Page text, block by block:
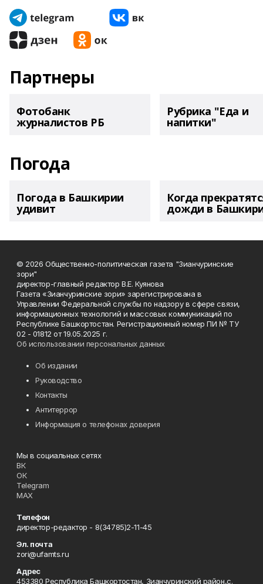
Партнеры
Фотобанк
журналистов РБ
Рубрика "Еда и
напитки"
Погода
Погода в Башкирии
удивит
Когда
дожди в
© 2026 Общественно-политическая газета "Зианчуринские
зори"
директор-главный редактор В.Е. Куянова
Газета «Зианчуринские зори» зарегистрирована в
Управлении Федеральной службы по надзору в сфере связи,
информационных технологий и массовых коммуникаций по
Республике Башкортостан. Регистрационный номер ПИ № ТУ
02 - 01812 от 19.05.2025 г.
Об использовании персональных данных
Об издании
Руководство
Контакты
Антитеррор
Информация о телефонах доверия
Мы в социальных сетях
ВК
ОК
Telegram
MAX
Телефон
директор-редактор - 8(34785)2-11-45
Эл. почта
zori@ufamts.ru
Адрес
453380 Республика Башкортостан, Зианчуринский район,с.